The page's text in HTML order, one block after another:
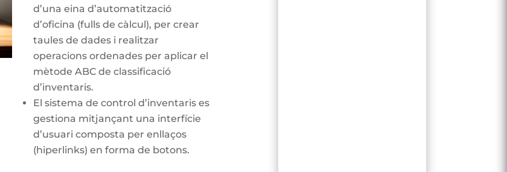
d’una eina d’automatització
d’oficina (fulls de càlcul), per crear
taules de dades i realitzar
operacions ordenades per aplicar el
mètode ABC de classificació
d’inventaris.
El sistema de control d’inventaris es
gestiona mitjançant una interfície
d’usuari composta per enllaços
(hiperlinks) en forma de botons.